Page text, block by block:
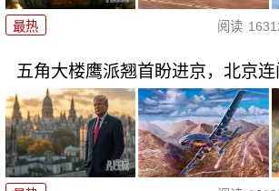
最热 阅读
五角大楼鹰派翘首盼进京，北京